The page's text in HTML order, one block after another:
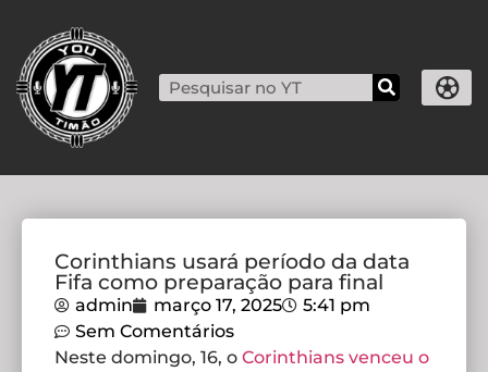
Corinthians usará período da data
Fifa como preparação para final
admin março 17, 2025
5:41 pm
Sem Comentários
Neste domingo, 16, o Corinthians venceu o